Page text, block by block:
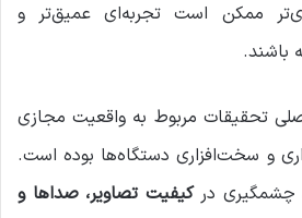
ممکن است تجربه‌ای عمیق‌تر و
تحقیقات مربوط به واقعیت مجازی
و سخت‌افزاری دستگاه‌ها بوده است.
چشمگیری درکیفیت تصاویر، صداها و